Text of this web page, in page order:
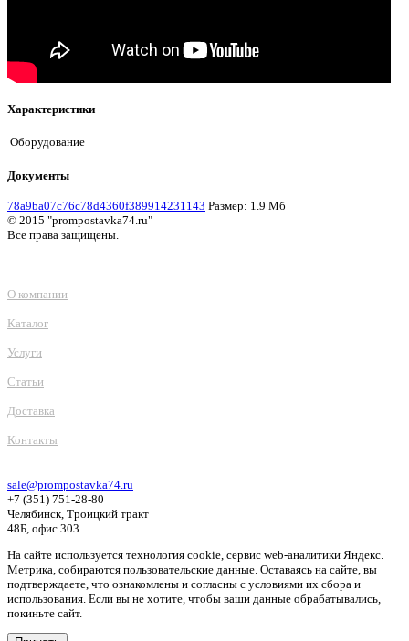
Характеристики
Оборудование
Документы
78a9ba07c76c78d4360f389914231143 Размер: 1.9 Мб
© 2015 "prompostavka74.ru"
Все права защищены.
О компании
Каталог
Услуги
Статьи
Доставка
Контакты
sale@prompostavka74.ru
+7 (351) 751-28-80
Челябинск, Троицкий тракт
48Б, офис 303
На сайте используется технология cookie, сервис web-аналитики Яндекс.
Метрика, собираются пользовательские данные. Оставаясь на сайте, вы
подтверждаете, что ознакомлены и согласны с условиями их сбора и
использования. Если вы не хотите, чтобы ваши данные обрабатывались,
покиньте сайт.